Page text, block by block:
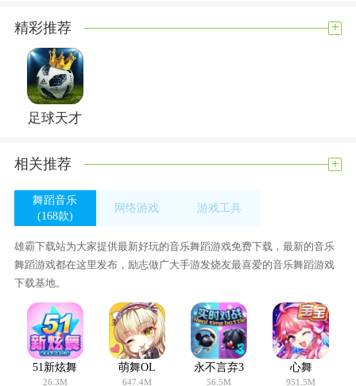
精彩推荐 +
足球天才
相关推荐 +
舞蹈音乐
(168款)
网络游戏
游戏工具
雄霸下载站为大家提供最新好玩的音乐舞蹈游戏免费下载，最新的音乐
舞蹈游戏都在这里发布，励志做广大手游发烧友最喜爱的音乐舞蹈游戏
下载基地。
51新炫舞
26.3M
萌舞OL
647.4M
永不言弃3
56.5M
心舞
951.5M